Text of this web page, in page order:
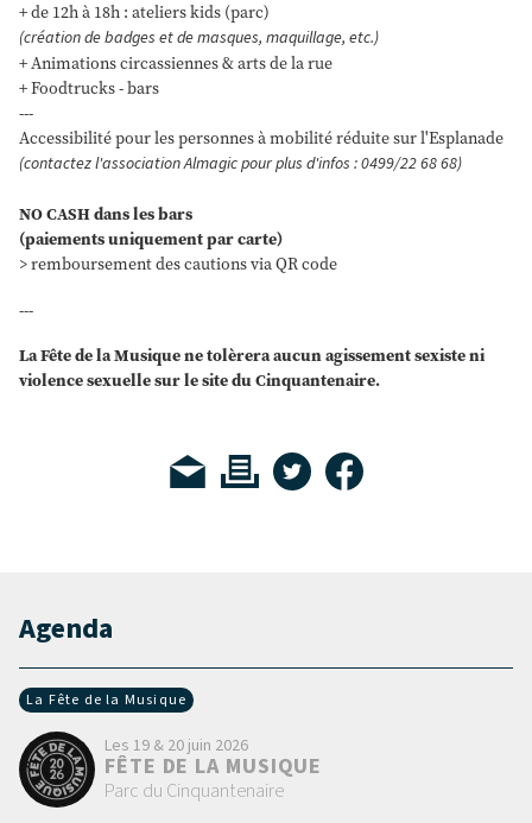
+ de 12h à 18h : ateliers kids (parc)
(création de badges et de masques, maquillage, etc.)
+ Animations circassiennes & arts de la rue
+ Foodtrucks - bars
---
Accessibilité pour les personnes à mobilité réduite sur l'Esplanade
(contactez l'association Almagic pour plus d'infos : 0499/22 68 68)
NO CASH dans les bars
(paiements uniquement par carte)
> remboursement des cautions via QR code
---
La Fête de la Musique ne tolèrera aucun agissement sexiste ni
violence sexuelle sur le site du Cinquantenaire.
Agenda
La Fête de la Musique
Les 19 & 20 juin 2026
FÊTE DE LA MUSIQUE
Parc du Cinquantenaire